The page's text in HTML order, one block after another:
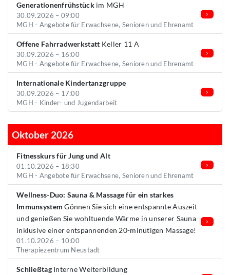
Generationenfrühstückim MGH
30.09.2026 – 09:00
MGH - Angebote für Erwachsene, Senioren und Ehrenamt
Offene Fahrradwerkstatt Keller 11 A
30.09.2026 – 16:00
MGH - Angebote für Erwachsene, Senioren und Ehrenamt
Internationale Kindertanzgruppe
30.09.2026 – 17:00
MGH - Kinder- und Jugendarbeit
Oktober 2026
Fitnesskurs für Jung und Alt
01.10.2026 – 18:30
MGH - Angebote für Erwachsene, Senioren und Ehrenamt
Wellness-Duo: Sauna & Massage für ein starkes
Immunsystem Gönnen Sie sich eine entspannte Auszeit
und genießen Sie wohltuende Wärme in unserer Sauna
inklusive einer entspannenden 20-minütigen Massage!
01.10.2026 – 10:00
Therapiezentrum Neustadt
SchließtagInterne Weiterbildung